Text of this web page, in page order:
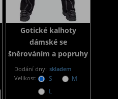
Gotické kalhoty
dámské se
šněrováním a popruhy
Dodání dny: skladem
Velikost:
S
M
L